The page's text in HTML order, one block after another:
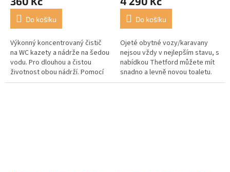
Do košíku
Výkonný koncentrovaný čistič
na WC kazety a nádrže na šedou
vodu. Pro dlouhou a čistou
životnost obou nádrží. Pomocí
Duo Tank Cleaner Concentrated
Do košíku
Ojeté obytné vozy/karavany
nejsou vždy v nejlepším stavu, s
nabídkou Thetford můžete mít
snadno a levně novou toaletu.